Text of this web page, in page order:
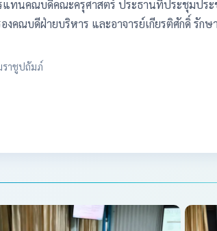
แทนคณบดีคณะครุศาสตร์ ประธานที่ประชุมปร
คณบดีฝ่ายบริหาร และอาจารย์เกียรติศักดิ์ รัก
าชูปถัมภ์